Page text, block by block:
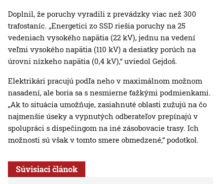
Doplnil, že poruchy vyradili z prevádzky viac než 300
trafostaníc. „Energetici zo SSD riešia poruchy na 25
vedeniach vysokého napätia (22 kV), jednu na vedení
veľmi vysokého napätia (110 kV) a desiatky porúch na
úrovni nízkeho napätia (0,4 kV),“ uviedol Gejdoš.
Elektrikári pracujú podľa neho v maximálnom možnom
nasadení, ale boria sa s nesmierne ťažkými podmienkami.
„Ak to situácia umožňuje, zasiahnuté oblasti zužujú na čo
najmenšie úseky a vypnutých odberateľov prepínajú v
spolupráci s dispečingom na iné zásobovacie trasy. Ich
možnosti sú však v tomto smere obmedzené,“ podotkol.
Súvisiaci článok